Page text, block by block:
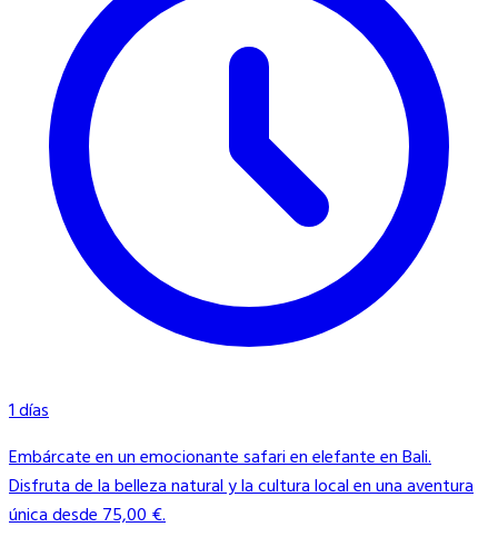
1 días
Embárcate en un emocionante safari en elefante en Bali.
Disfruta de la belleza natural y la cultura local en una aventura
única desde 75,00 €.